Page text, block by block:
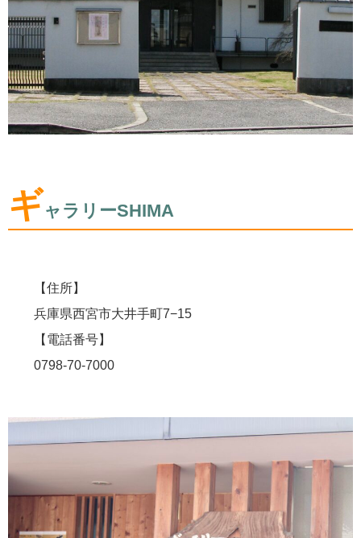
ギャラリーSHIMA
【住所】
兵庫県西宮市大井手町7−15
【電話番号】
0798-70-7000